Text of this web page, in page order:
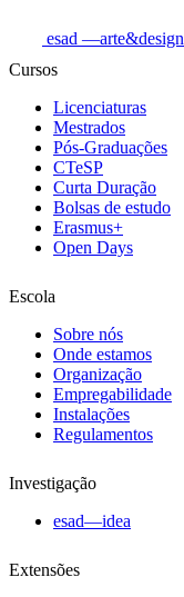
esad —arte&design
Cursos
Licenciaturas
Mestrados
Pós-Graduações
CTeSP
Curta Duração
Bolsas de estudo
Erasmus+
Open Days
Escola
Sobre nós
Onde estamos
Organização
Empregabilidade
Instalações
Regulamentos
Investigação
esad—idea
Extensões